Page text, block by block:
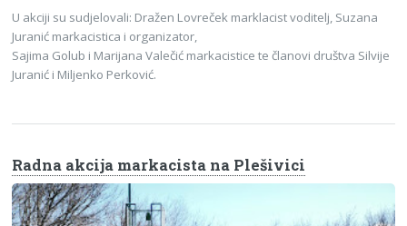
U akciji su sudjelovali: Dražen Lovreček marklacist voditelj, Suzana
Juranić markacistica i organizator,
Sajima Golub i Marijana Valečić markacistice te članovi društva Silvije
Juranić i Miljenko Perković.
Radna akcija markacista na Plešivici